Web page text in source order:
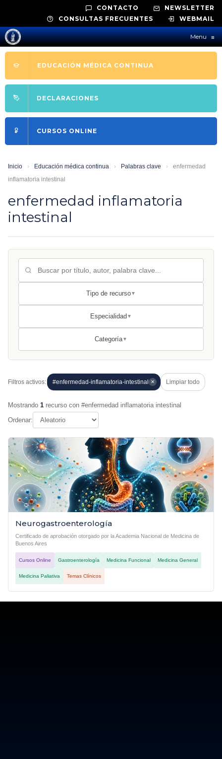
CONTACTO
NEWSLETTER
CONSULTAS FRECUENTES
WEBMAIL
Menu≡
EDUCACIÓN MÉDICA CONTINUA
DECLARACIONES
CURSOS ONLINE
Inicio › Educación médica continua › Palabras clave ›
enfermedad
inflamatoria intestinal
enfermedad inflamatoria
intestinal
Tipo de recurso▼
Especialidad ▼
Categoría▼
Filtros activos: #enfermedad-inflamatoria-intestinal ✕ Limpiar todo
Mostrando 1 recurso con #enfermedad inflamatoria intestinal
Ordenar:
Neurogastroenterología
Certificado de aprobación otorgado por la Academia Nacional de Medicina de
Buenos Aires
Cursos Online Gastroenterología Medicina Funcional Medicina General
Medicina Paliativa Temas Clínicos